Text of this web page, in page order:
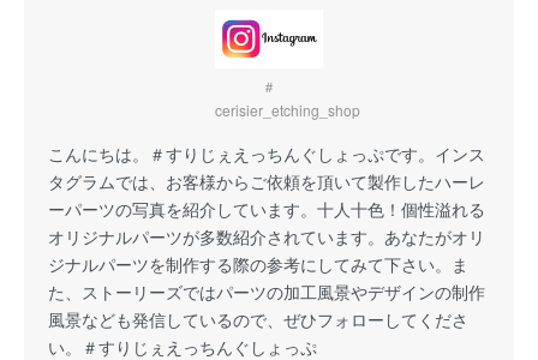
＃
cerisier_etching_shop
こんにちは。 ＃すりじぇえっちんぐしょっぷです。インス
タグラムでは、お客様からご依頼を頂いて製作したハーレ
ーパーツの写真を紹介しています。十人十色！個性溢れる
オリジナルパーツが多数紹介されています。あなたがオリ
ジナルパーツを制作する際の参考にしてみて下さい。ま
た、ストーリーズではパーツの加工風景やデザインの制作
風景なども発信しているので、ぜひフォローしてくださ
い。
＃すりじぇえっちんぐしょっぷ